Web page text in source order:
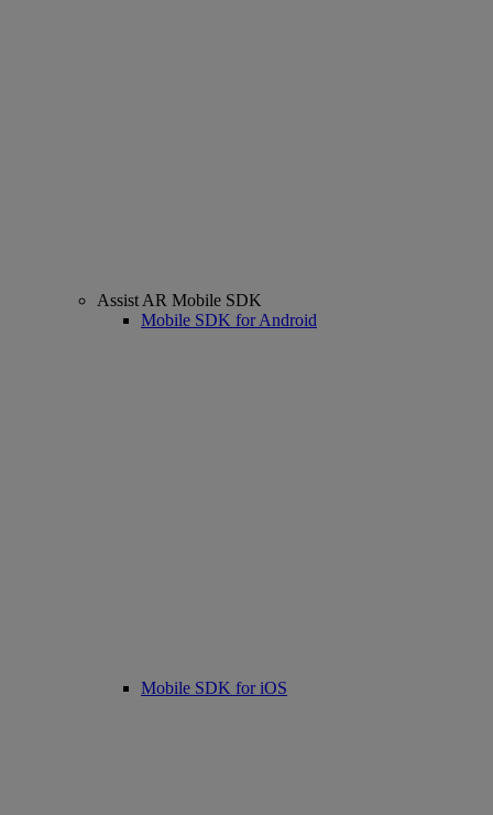
Assist AR Mobile SDK
Mobile SDK for Android
Mobile SDK for iOS